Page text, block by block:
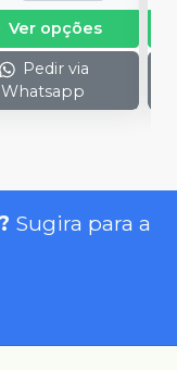
Ver opções
Pedir via
Whatsapp
Sugira para a